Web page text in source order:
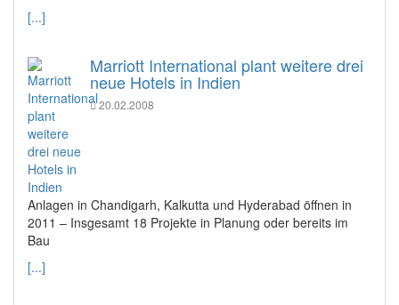
[...]
Marriott International plant weitere drei
neue Hotels in Indien
20.02.2008
Anlagen in Chandigarh, Kalkutta und Hyderabad öffnen in
2011 – Insgesamt 18 Projekte in Planung oder bereits im
Bau
[...]